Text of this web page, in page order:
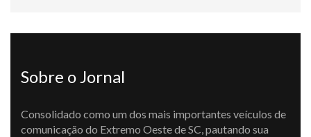
Sobre o Jornal
Consolidado como um dos mais importantes veículos de
comunicação do Extremo Oeste de SC, pautando sua